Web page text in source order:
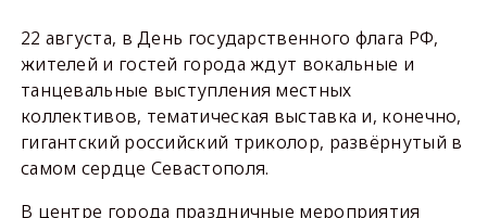
22 августа, в День государственного флага РФ,
жителей и гостей города ждут вокальные и
танцевальные выступления местных
коллективов, тематическая выставка и, конечно,
гигантский российский триколор, развёрнутый в
самом сердце Севастополя.
В центре города праздничные мероприятия